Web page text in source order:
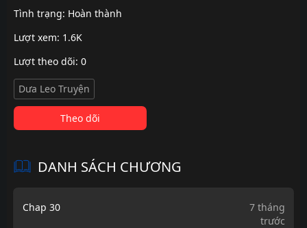
Tình trạng: Hoàn thành
Lượt xem: 1.6K
Lượt theo dõi: 0
Dưa Leo Truyện
Theo dõi
DANH SÁCH CHƯƠNG
Chap 30
7 tháng
trước